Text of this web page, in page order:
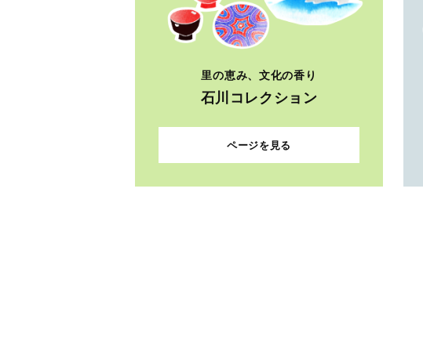
里の恵み、文化の香り
石川コレクション
ページを見る